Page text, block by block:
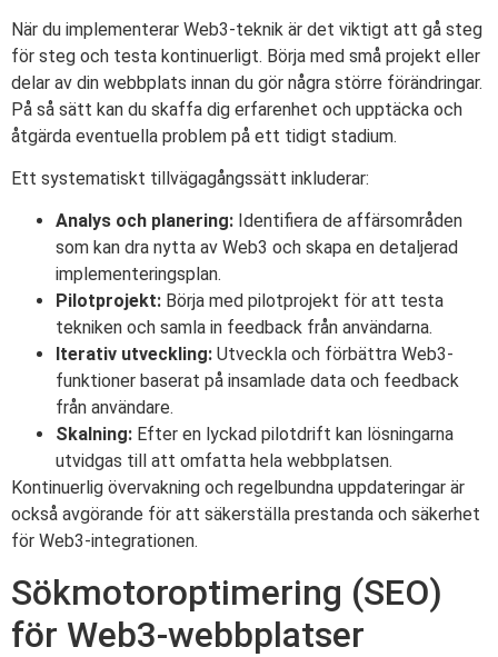
När du implementerar Web3-teknik är det viktigt att gå steg
för steg och testa kontinuerligt. Börja med små projekt eller
delar av din webbplats innan du gör några större förändringar.
På så sätt kan du skaffa dig erfarenhet och upptäcka och
åtgärda eventuella problem på ett tidigt stadium.
Ett systematiskt tillvägagångssätt inkluderar:
Analys och planering: Identifiera de affärsområden
som kan dra nytta av Web3 och skapa en detaljerad
implementeringsplan.
Pilotprojekt: Börja med pilotprojekt för att testa
tekniken och samla in feedback från användarna.
Iterativ utveckling: Utveckla och förbättra Web3-
funktioner baserat på insamlade data och feedback
från användare.
Skalning: Efter en lyckad pilotdrift kan lösningarna
utvidgas till att omfatta hela webbplatsen.
Kontinuerlig övervakning och regelbundna uppdateringar är
också avgörande för att säkerställa prestanda och säkerhet
för Web3-integrationen.
Sökmotoroptimering (SEO)
för Web3-webbplatser